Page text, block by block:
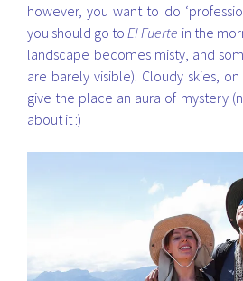
however, you want to do
you should go toEl Fuerte in the
landscape becomes misty, and
are barely visible). Cloudy skies,
give the place an aura of mystery
about it :)